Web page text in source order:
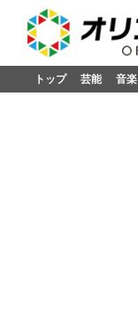
トップ 芸能 音楽